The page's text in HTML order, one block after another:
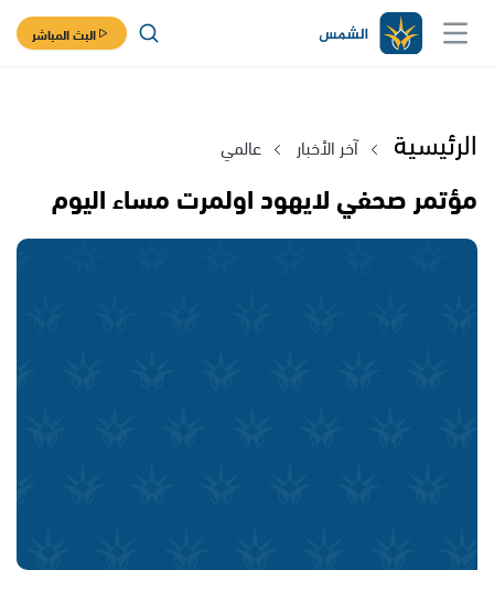
البث المباشر
الرئيسية آخر الأخبار عالمي
مؤتمر صحفي لايهود اولمرت مساء اليوم